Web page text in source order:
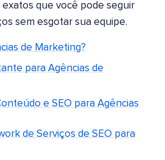
que você pode seguir
sem esgotar sua equipe.
de Marketing?
para Agências de
e SEO para Agências
de Serviços de SEO para